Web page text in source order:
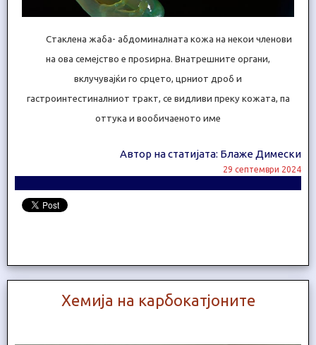
Стаклена жаба- абдоминалната кожа на некои членови
на ова семејство е проѕирна. Внатрешните органи,
вклучувајќи го срцето, црниот дроб и
гастроинтестиналниот тракт, се видливи преку кожата, па
оттука и вообичаеното име
Автор на статијата: Блаже Димески
29 септември 2024
Хемија на карбокатјоните